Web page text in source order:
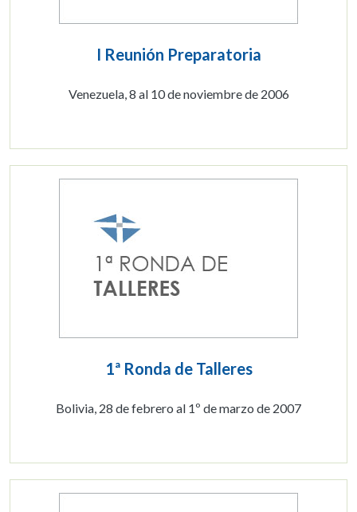
I Reunión Preparatoria
Venezuela, 8 al 10 de noviembre de 2006
1ª Ronda de Talleres
Bolivia, 28 de febrero al 1º de marzo de 2007